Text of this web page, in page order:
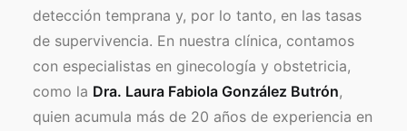
detección temprana y, por lo tanto, en las tasas
de supervivencia. En nuestra clínica, contamos
con especialistas en ginecología y obstetricia,
como la Dra. Laura Fabiola González Butrón,
quien acumula más de 20 años de experiencia en